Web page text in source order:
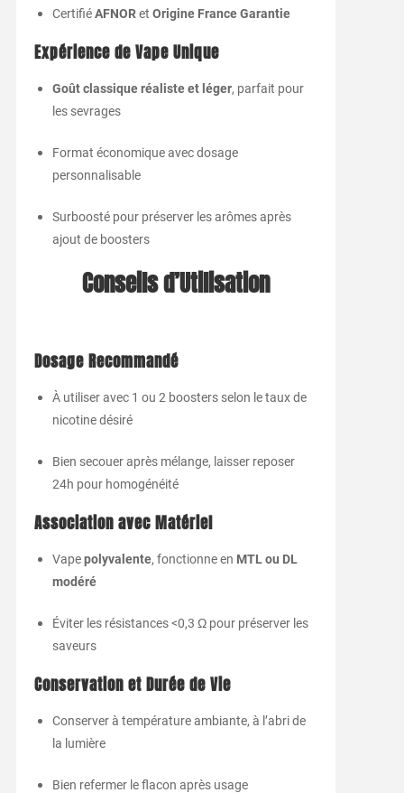
CertifiéAFNORet Origine France Garantie
Expérience de Vape Unique
Goût classique réaliste et léger, parfait pour
les sevrages
Format économique avec dosage
personnalisable
Surboosté pour préserver les arômes après
ajout de boosters
Conseils d’Utilisation
Dosage Recommandé
À utiliser avec 1 ou 2 boosters selon le taux de
nicotine désiré
Bien secouer après mélange, laisser reposer
24h pour homogénéité
Association avec Matériel
Vapepolyvalente, fonctionne en MTL ou DL
modéré
Éviter les résistances <0,3 Ω pour préserver les
saveurs
Conservation et Durée de Vie
Conserver à température ambiante, à l’abri de
la lumière
Bien refermer le flacon après usage